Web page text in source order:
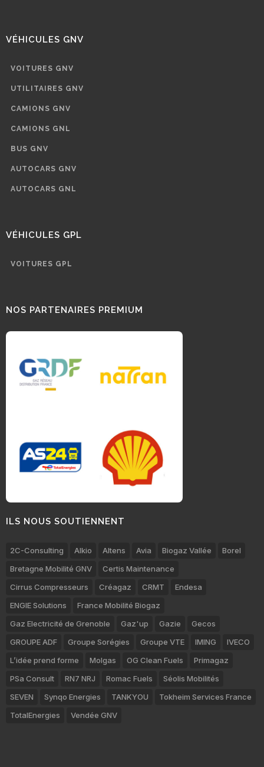
VÉHICULES GNV
VOITURES GNV
UTILITAIRES GNV
CAMIONS GNV
CAMIONS GNL
BUS GNV
AUTOCARS GNV
AUTOCARS GNL
VÉHICULES GPL
VOITURES GPL
NOS PARTENAIRES PREMIUM
ILS NOUS SOUTIENNENT
2C-Consulting Alkio Altens Avia Biogaz Vallée
Borel
Bretagne Mobilité GNV
Certis Maintenance
Cirrus Compresseurs
Créagaz CRMT
Endesa
ENGIE Solutions
France Mobilité Biogaz
Gaz Electricité de Grenoble
Gaz'up Gazie
Gecos
GROUPE ADF
Groupe Sorégies Groupe VTE IMING
IVECO
L’idée prend forme
Molgas OG Clean Fuels
Primagaz
PSa Consult
RN7 NRJ Romac Fuels
Séolis Mobilités
SEVEN
Synqo Energies TANKYOU
Tokheim Services France
TotalEnergies
Vendée GNV